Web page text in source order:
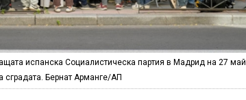
испанска Социалистическа партия в Мадрид на 27 май
сградата. Бернат Арманге/АП